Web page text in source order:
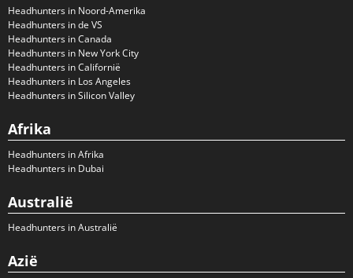
Headhunters in Noord-Amerika
Headhunters in de VS
Headhunters in Canada
Headhunters in New York City
Headhunters in Californië
Headhunters in Los Angeles
Headhunters in Silicon Valley
Afrika
Headhunters in Afrika
Headhunters in Dubai
Australië
Headhunters in Australië
Azië